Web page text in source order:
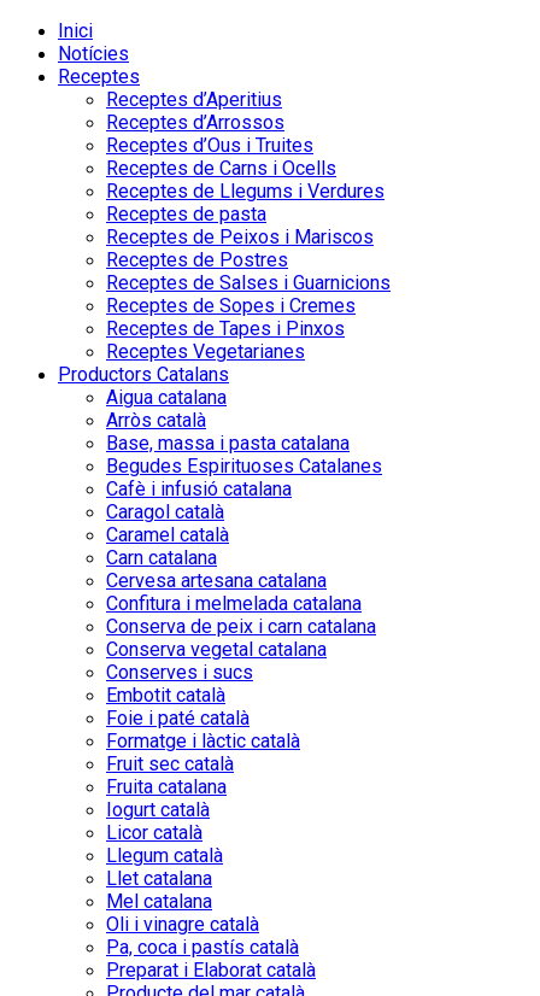
Inici
Notícies
Receptes
Receptes d’Aperitius
Receptes d’Arrossos
Receptes d’Ous i Truites
Receptes de Carns i Ocells
Receptes de Llegums i Verdures
Receptes de pasta
Receptes de Peixos i Mariscos
Receptes de Postres
Receptes de Salses i Guarnicions
Receptes de Sopes i Cremes
Receptes de Tapes i Pinxos
Receptes Vegetarianes
Productors Catalans
Aigua catalana
Arròs català
Base, massa i pasta catalana
Begudes Espirituoses Catalanes
Cafè i infusió catalana
Caragol català
Caramel català
Carn catalana
Cervesa artesana catalana
Confitura i melmelada catalana
Conserva de peix i carn catalana
Conserva vegetal catalana
Conserves i sucs
Embotit català
Foie i paté català
Formatge i làctic català
Fruit sec català
Fruita catalana
Iogurt català
Licor català
Llegum català
Llet catalana
Mel catalana
Oli i vinagre català
Pa, coca i pastís català
Preparat i Elaborat català